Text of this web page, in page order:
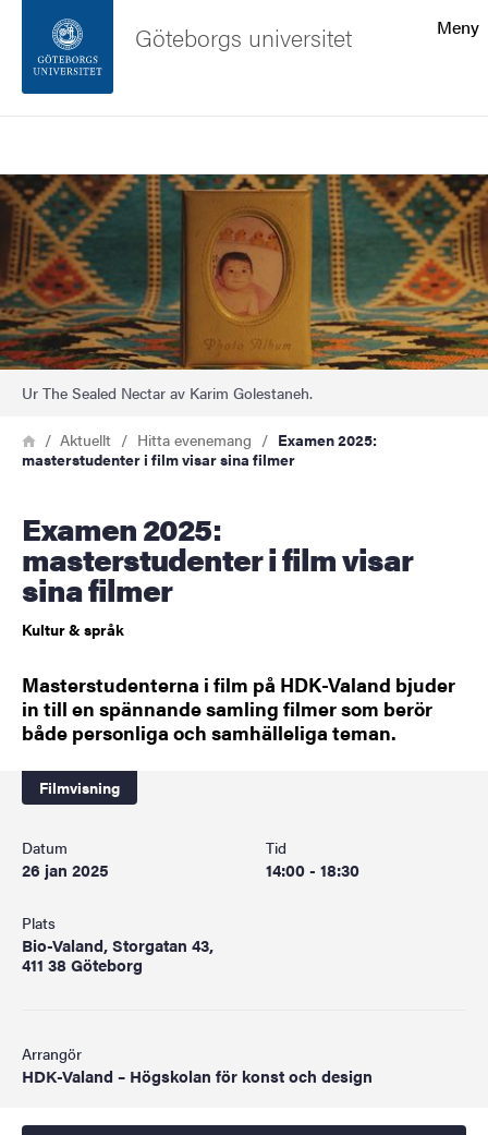
Sidfoten
Om webbplatsen
Meny
Göteborgs universitet
Bild
Ur The Sealed Nectar av Karim Golestaneh.
Länkstig
HemAktuellt Hitta evenemang
Examen 2025:
masterstudenter i film visar sina filmer
Examen 2025:
masterstudenter i film visar
sina filmer
Kultur & språk
Masterstudenterna i film på HDK-Valand bjuder
in till en spännande samling filmer som berör
både personliga och samhälleliga teman.
Filmvisning
Datum
26 jan 2025
Tid
14:00 - 18:30
Plats
Bio-Valand, Storgatan 43,
411 38 Göteborg
Arrangör
HDK-Valand – Högskolan för konst och design